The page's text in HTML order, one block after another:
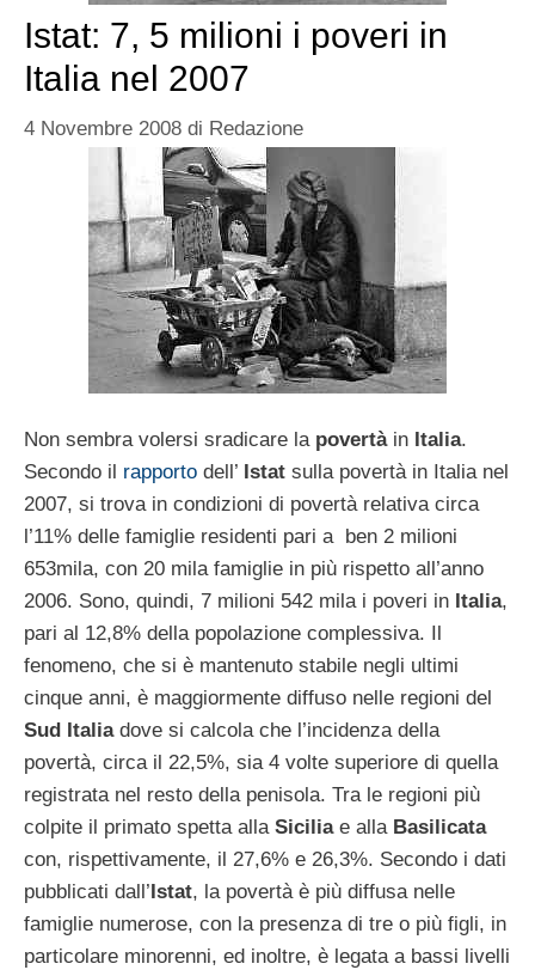
Istat: 7, 5 milioni i poveri in
Italia nel 2007
4 Novembre 2008 di Redazione
Non sembra volersi sradicare la povertàin Italia.
Secondo il rapporto dell’ Istat sulla povertà in Italia nel
2007, si trova in condizioni di povertà relativa circa
l’11% delle famiglie residenti pari a ben 2 milioni
653mila, con 20 mila famiglie in più rispetto all’anno
2006. Sono, quindi, 7 milioni 542 mila i poveri in Italia,
pari al 12,8% della popolazione complessiva. Il
fenomeno, che si è mantenuto stabile negli ultimi
cinque anni, è maggiormente diffuso nelle regioni del
Sud Italiadove si calcola che l’incidenza della
povertà, circa il 22,5%, sia 4 volte superiore di quella
registrata nel resto della penisola. Tra le regioni più
colpite il primato spetta alla Siciliae alla Basilicata
con, rispettivamente, il 27,6% e 26,3%. Secondo i dati
pubblicati dall’Istat, la povertà è più diffusa nelle
famiglie numerose, con la presenza di tre o più figli, in
particolare minorenni, ed inoltre, è legata a bassi livelli